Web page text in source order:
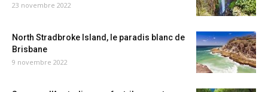
23 novembre 2022
North Stradbroke Island, le paradis blanc de
Brisbane
9 novembre 2022